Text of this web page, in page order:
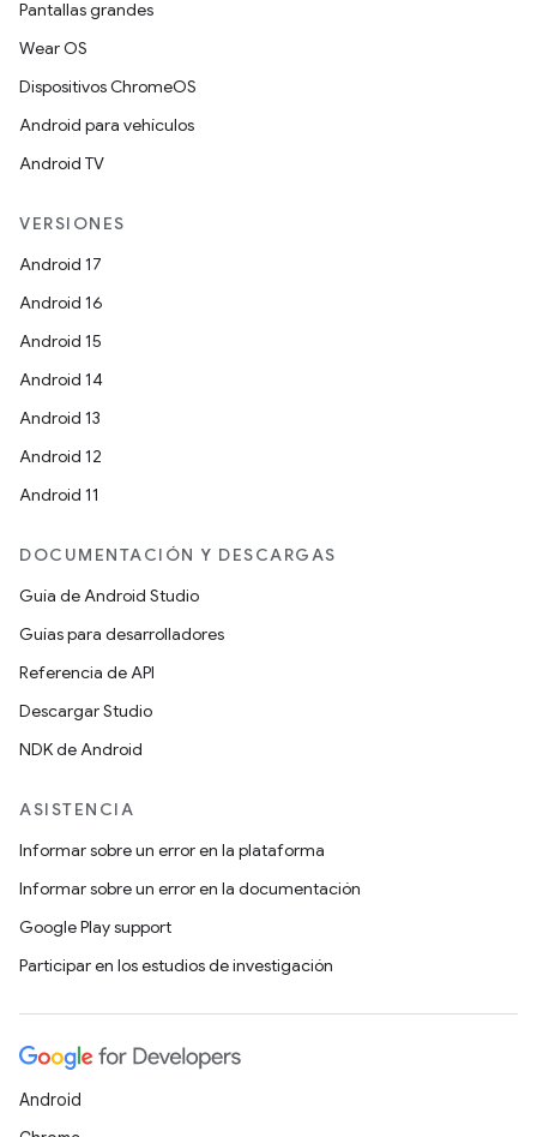
Pantallas grandes
Wear OS
Dispositivos ChromeOS
Android para vehículos
Android TV
VERSIONES
Android 17
Android 16
Android 15
Android 14
Android 13
Android 12
Android 11
DOCUMENTACIÓN Y DESCARGAS
Guía de Android Studio
Guías para desarrolladores
Referencia de API
Descargar Studio
NDK de Android
ASISTENCIA
Informar sobre un error en la plataforma
Informar sobre un error en la documentación
Google Play support
Participar en los estudios de investigación
Android